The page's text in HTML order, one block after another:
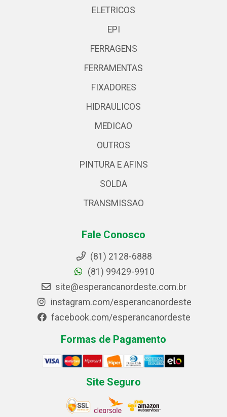
ELETRICOS
EPI
FERRAGENS
FERRAMENTAS
FIXADORES
HIDRAULICOS
MEDICAO
OUTROS
PINTURA E AFINS
SOLDA
TRANSMISSAO
Fale Conosco
(81) 2128-6888
(81) 99429-9910
site@esperancanordeste.com.br
instagram.com/esperancanordeste
facebook.com/esperancanordeste
Formas de Pagamento
Site Seguro